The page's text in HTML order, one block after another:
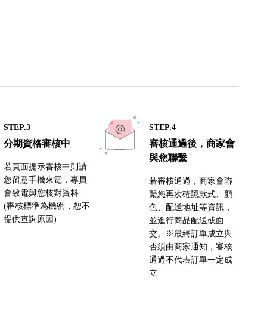
STEP.3
分期資格審核中
若頁面提示審核中則請
您留意手機來電，專員
會致電與您核對資料
(審核標準為機密，恕不
提供查詢原因)
STEP.4
審核通過後，商家會
與您聯繫
若審核通過，商家會聯
繫您再次確認款式、顏
色、配送地址等資訊，
並進行商品配送或面
交。※最終訂單成立與
否須由商家通知，審核
通過不代表訂單一定成
立